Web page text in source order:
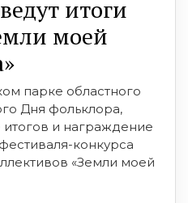
итоги
моей
парке областного
Дня фольклора,
и награждение
конкурса
«Земли моей